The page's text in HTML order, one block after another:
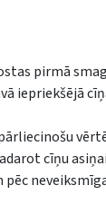
pirmā
iepriekšējā
cīņu